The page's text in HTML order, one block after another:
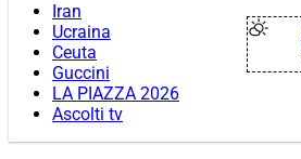
Iran
Ucraina
Ceuta
Guccini
LA PIAZZA 2026
Ascolti tv